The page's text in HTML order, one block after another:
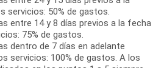
servicios: 50% de gastos.
entre 14 y 8 días previos a la fecha
75% de gastos.
dentro de 7 días en adelante
servicios: 100% de gastos. A los